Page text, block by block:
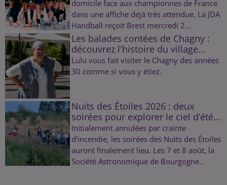
domicile face aux championnes de France
dans une affiche déjà très attendue. La JDA
Handball reçoit Brest mercredi 2...
Les balades contées de Chagny :
découvrez l'histoire du village...
Lulu vous fait visiter le Chagny des années
30 comme si vous y étiez.
Nuits des Étoiles 2026 : deux
soirées pour explorer le ciel d’été...
Initialement annulées par crainte
d’incendie, les soirées des Nuits des Étoiles
auront finalement lieu. Les 7 et 8 août, la
Société Astronomique de Bourgogne...